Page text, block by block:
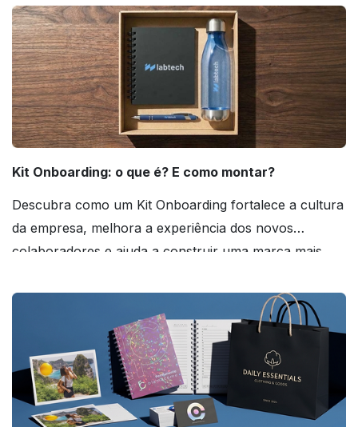
Kit Onboarding: o que é? E como montar?
Descubra como um Kit Onboarding fortalece a cultura
da empresa, melhora a experiência dos novos
colaboradores e ajuda a construir uma marca mais